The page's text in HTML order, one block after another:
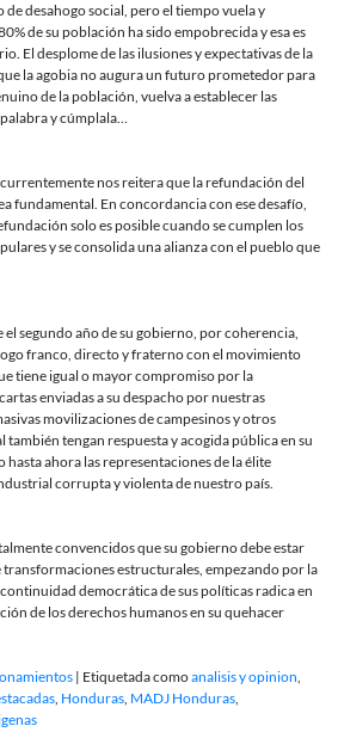
de desahogo social, pero el tiempo vuela y
de su población ha sido empobrecida y esa es
El desplome de las ilusiones y expectativas de la
la agobia no augura un futuro prometedor para
de la población, vuelva a establecer las
y cúmplala…
nos reitera que la refundación del
fundamental. En concordancia con ese desafío,
solo es posible cuando se cumplen los
y se consolida una alianza con el pueblo que
el segundo año de su gobierno, por coherencia,
franco, directo y fraterno con el movimiento
tiene igual o mayor compromiso por la
enviadas a su despacho por nuestras
movilizaciones de campesinos y otros
también tengan respuesta y acogida pública en su
ahora las representaciones de la élite
corrupta y violenta de nuestro país.
convencidos que su gobierno debe estar
transformaciones estructurales, empezando por la
democrática de sus políticas radica en
de los derechos humanos en su quehacer
| Etiquetada comoanalisis y opinion,
, Honduras, MADJ Honduras,